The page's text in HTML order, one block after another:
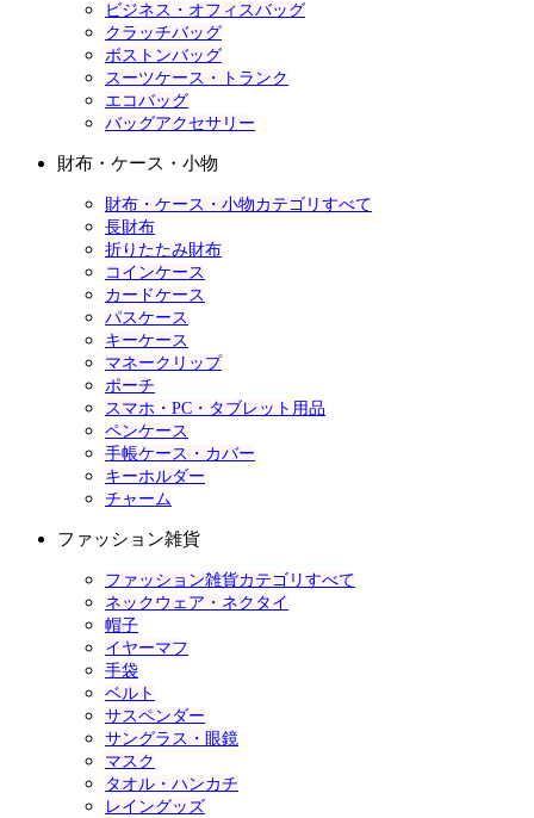
ビジネス・オフィスバッグ
クラッチバッグ
ボストンバッグ
スーツケース・トランク
エコバッグ
バッグアクセサリー
財布・ケース・小物
財布・ケース・小物カテゴリすべて
長財布
折りたたみ財布
コインケース
カードケース
パスケース
キーケース
マネークリップ
ポーチ
スマホ・PC・タブレット用品
ペンケース
手帳ケース・カバー
キーホルダー
チャーム
ファッション雑貨
ファッション雑貨カテゴリすべて
ネックウェア・ネクタイ
帽子
イヤーマフ
手袋
ベルト
サスペンダー
サングラス・眼鏡
マスク
タオル・ハンカチ
レイングッズ